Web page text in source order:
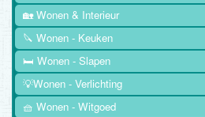
🏡 Wonen & Interieur
🔪 Wonen - Keuken
🛏️ Wonen - Slapen
💡Wonen - Verlichting
🧺 Wonen - Witgoed